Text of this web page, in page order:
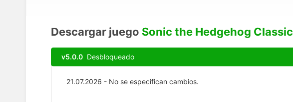
Descargar juego Sonic the Hedgehog Classic
v5.0.0 Desbloqueado
21.07.2026 - No se especifican cambios.